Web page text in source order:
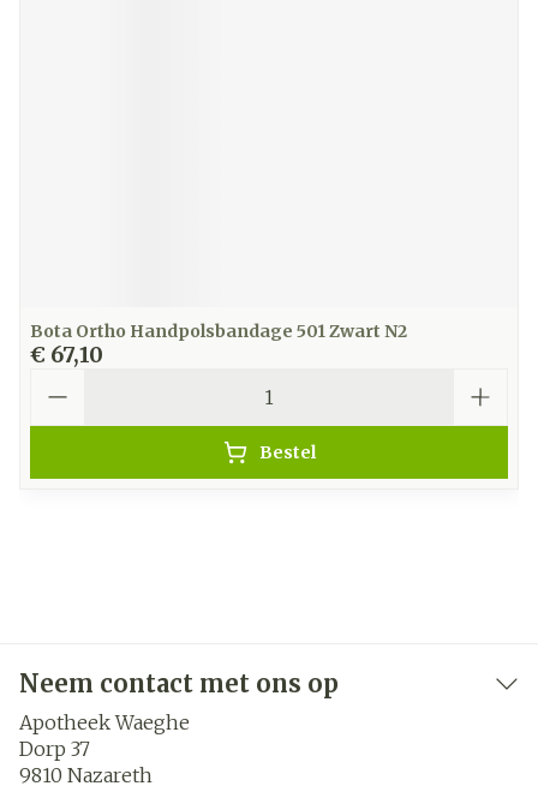
Bota Ortho Handpolsbandage 501 Zwart N2
€ 67,10
Bestel
Neem contact met ons op
Apotheek Waeghe
Dorp 37
9810 Nazareth